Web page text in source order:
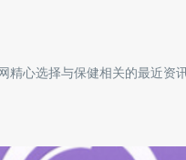
精心选择与保健相关的最近资